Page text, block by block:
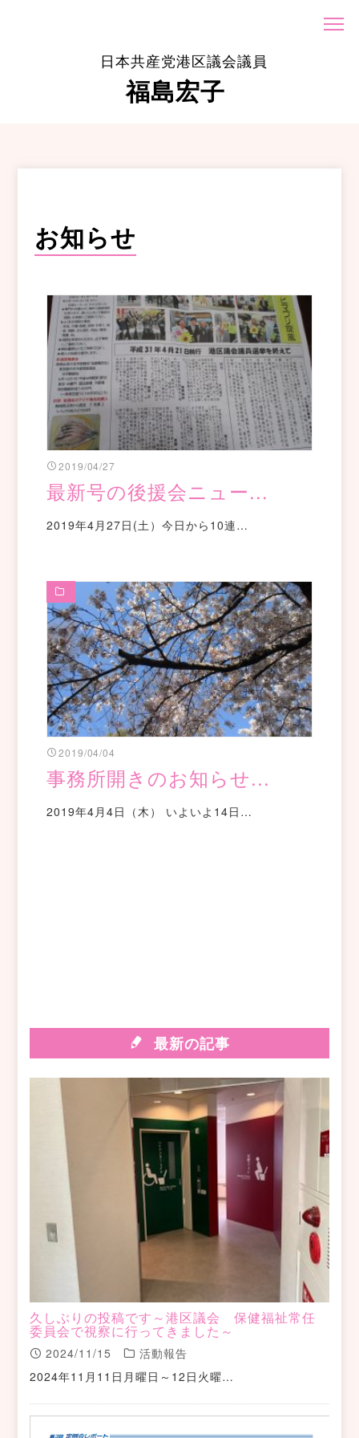
日本共産党港区議会議員
福島宏子
お知らせ
2019/04/27
最新号の後援会ニュー...
2019年4月27日(土）今日から10連…
2019/04/04
事務所開きのお知らせ...
2019年4月4日（木） いよいよ14日…
最新の記事
久しぶりの投稿です～港区議会 保健福祉常任
委員会で視察に行ってきました～
2024/11/15
活動報告
2024年11月11日月曜日～12日火曜…